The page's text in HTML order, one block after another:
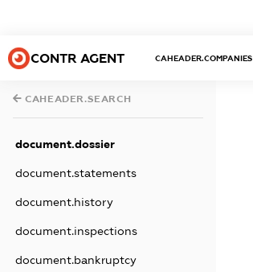
CONTR AGENT CAHEADER.COMPANIES
CAHEADER.SEARCH
document.dossier
document.statements
document.history
document.inspections
document.bankruptcy